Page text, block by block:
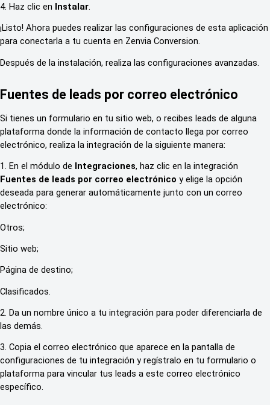
4. Haz clic en Instalar.
¡Listo! Ahora puedes realizar las configuraciones de esta aplicación
para conectarla a tu cuenta en Zenvia Conversion.
Después de la instalación, realiza las configuraciones avanzadas.
Fuentes de leads por correo electrónico
Si tienes un formulario en tu sitio web, o recibes leads de alguna
plataforma donde la información de contacto llega por correo
electrónico, realiza la integración de la siguiente manera:
1. En el módulo de Integraciones, haz clic en la integración
Fuentes de leads por correo electrónico y elige la opción
deseada para generar automáticamente junto con un correo
electrónico:
Otros;
Sitio web;
Página de destino;
Clasificados.
2. Da un nombre único a tu integración para poder diferenciarla de
las demás.
3. Copia el correo electrónico que aparece en la pantalla de
configuraciones de tu integración y regístralo en tu formulario o
plataforma para vincular tus leads a este correo electrónico
específico.